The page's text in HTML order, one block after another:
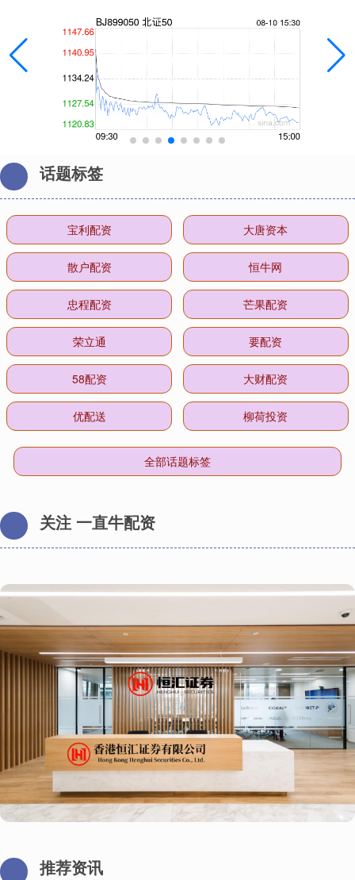
话题标签
宝利配资 大唐资本
散户配资 恒牛网
忠程配资 芒果配资
荣立通 要配资
58配资 大财配资
优配送 柳荷投资
全部话题标签
关注 一直牛配资
推荐资讯